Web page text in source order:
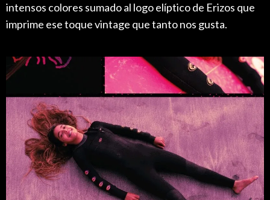
intensos colores sumado al logo elíptico de Erizos que
imprime ese toque vintage que tanto nos gusta.